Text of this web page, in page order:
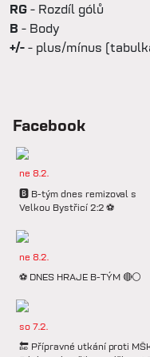
RG - Rozdíl gólů
B - Body
+/- - plus/mínus
Facebook
ne 8.2.
🅱️ B-tým dnes remizoval s
Velkou Bystřicí 2:2 ⚽️
ne 8.2.
⚽️ DNES HRAJE B-TÝM 🔴⚪️
so 7.2.
🔚 Přípravné utkání proti